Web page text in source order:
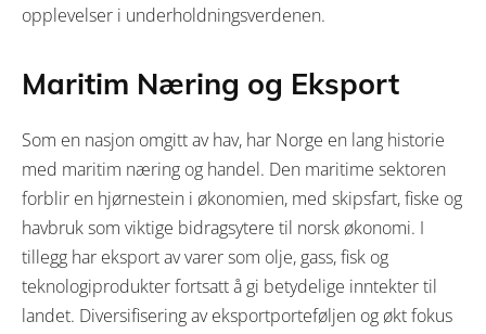
opplevelser i underholdningsverdenen.
Maritim Næring og Eksport
Som en nasjon omgitt av hav, har Norge en lang historie
med maritim næring og handel. Den maritime sektoren
forblir en hjørnestein i økonomien, med skipsfart, fiske og
havbruk som viktige bidragsytere til norsk økonomi. I
tillegg har eksport av varer som olje, gass, fisk og
teknologiprodukter fortsatt å gi betydelige inntekter til
landet. Diversifisering av eksportporteføljen og økt fokus